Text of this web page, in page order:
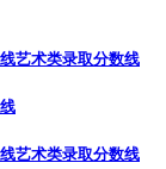
艺术类录取分数线
艺术类录取分数线